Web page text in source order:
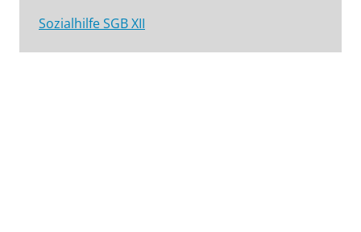
Sozialhilfe SGB XII